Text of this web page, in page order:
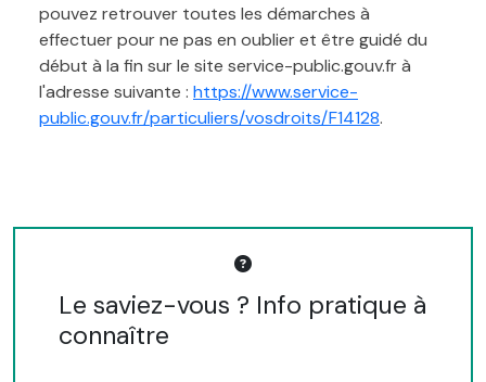
pouvez retrouver toutes les démarches à
effectuer pour ne pas en oublier et être guidé du
début à la fin sur le site service-public.gouv.fr à
l'adresse suivante : https://www.service-
public.gouv.fr/particuliers/vosdroits/F14128.
Le saviez-vous ? Info pratique à
connaître